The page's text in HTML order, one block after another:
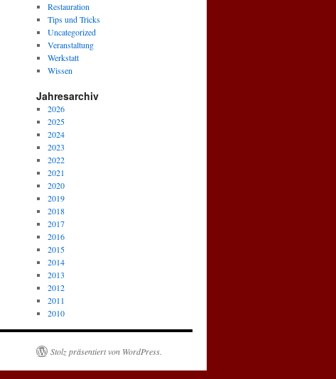
Restauration
Tips und Tricks
Uncategorized
Veranstaltung
Werkstatt
Wissen
Jahresarchiv
2026
2025
2024
2023
2022
2021
2020
2019
2018
2017
2016
2015
2014
2013
2012
2011
2010
Stolz präsentiert von WordPress.